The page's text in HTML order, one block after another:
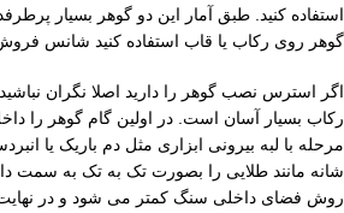
استفاده کنید. طبق آمار این دو گوهر بسیار
گوهر روی رکاب یا قاب استفاده کنید شانس
اگر استرس نصب گوهر را دارید اصلا نگران
رکاب بسیار آسان است. در اولین گام گوهر را
مرحله با لبه بیرونی ابزاری مثل دم باریک یا
شانه مانند طلایی را بصورت تک به تک به سمت
روش فضای داخلی سنگ کمتر می شود و در نهایت